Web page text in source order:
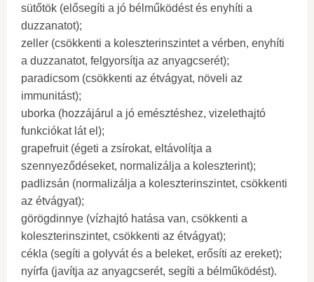
sütőtök (elősegíti a jó bélműködést és enyhíti a
duzzanatot);
zeller (csökkenti a koleszterinszintet a vérben, enyhíti
a duzzanatot, felgyorsítja az anyagcserét);
paradicsom (csökkenti az étvágyat, növeli az
immunitást);
uborka (hozzájárul a jó emésztéshez, vizelethajtó
funkciókat lát el);
grapefruit (égeti a zsírokat, eltávolítja a
szennyeződéseket, normalizálja a koleszterint);
padlizsán (normalizálja a koleszterinszintet, csökkenti
az étvágyat);
görögdinnye (vízhajtó hatása van, csökkenti a
koleszterinszintet, csökkenti az étvágyat);
cékla (segíti a golyvát és a beleket, erősíti az ereket);
nyírfa (javítja az anyagcserét, segíti a bélműködést).